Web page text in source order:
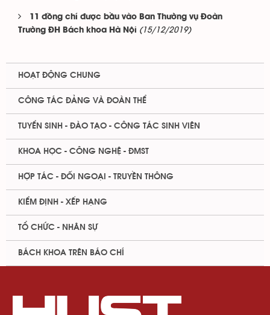
11 đồng chí được bầu vào Ban Thường vụ Đoàn
Trường ĐH Bách khoa Hà Nội (15/12/2019)
HOẠT ĐỘNG CHUNG
CÔNG TÁC ĐẢNG VÀ ĐOÀN THỂ
TUYỂN SINH - ĐÀO TẠO - CÔNG TÁC SINH VIÊN
KHOA HỌC - CÔNG NGHỆ - ĐMST
HỢP TÁC - ĐỐI NGOẠI - TRUYỀN THÔNG
KIỂM ĐỊNH - XẾP HẠNG
TỔ CHỨC - NHÂN SỰ
BÁCH KHOA TRÊN BÁO CHÍ